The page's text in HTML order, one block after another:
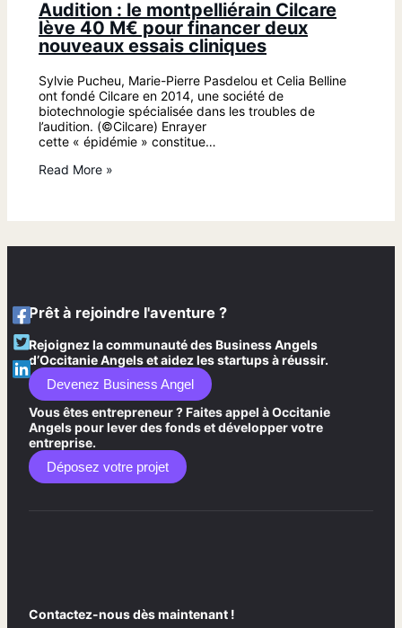
Audition : le montpelliérain Cilcare
lève 40 M€ pour financer deux
nouveaux essais cliniques
Sylvie Pucheu, Marie-Pierre Pasdelou et Celia Belline
ont fondé Cilcare en 2014, une société de
biotechnologie spécialisée dans les troubles de
l’audition. (©Cilcare) Enrayer
cette « épidémie » constitue…
Read More »
Prêt à rejoindre l'aventure ?
Rejoignez la communauté des Business Angels
d’Occitanie Angels et aidez les startups à réussir.
Devenez Business Angel
Vous êtes entrepreneur ? Faites appel à Occitanie
Angels pour lever des fonds et développer votre
entreprise.
Déposez votre projet
Contactez-nous dès maintenant !